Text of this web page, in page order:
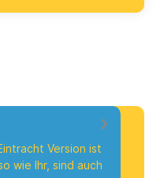
Version ist
wie Ihr, sind auch